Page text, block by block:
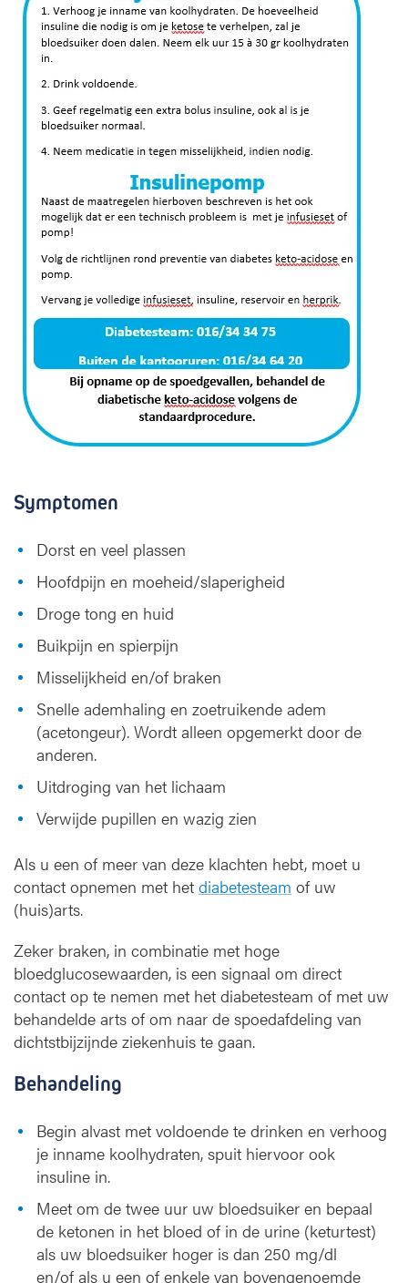
Symptomen
Dorst en veel plassen
Hoofdpijn en moeheid/slaperigheid
Droge tong en huid
Buikpijn en spierpijn
Misselijkheid en/of braken
Snelle ademhaling en zoetruikende adem
(acetongeur). Wordt alleen opgemerkt door de
anderen.
Uitdroging van het lichaam
Verwijde pupillen en wazig zien
Als u een of meer van deze klachten hebt, moet u
contact opnemen met het diabetesteam of uw
(huis)arts.
Zeker braken, in combinatie met hoge
bloedglucosewaarden, is een signaal om direct
contact op te nemen met het diabetesteam of met uw
behandelde arts of om naar de spoedafdeling van
dichtstbijzijnde ziekenhuis te gaan.
Behandeling
Begin alvast met voldoende te drinken en verhoog
je inname koolhydraten, spuit hiervoor ook
insuline in.
Meet om de twee uur uw bloedsuiker en bepaal
de ketonen in het bloed of in de urine (keturtest)
als uw bloedsuiker hoger is dan 250 mg/dl
en/of als u een of enkele van bovengenoemde